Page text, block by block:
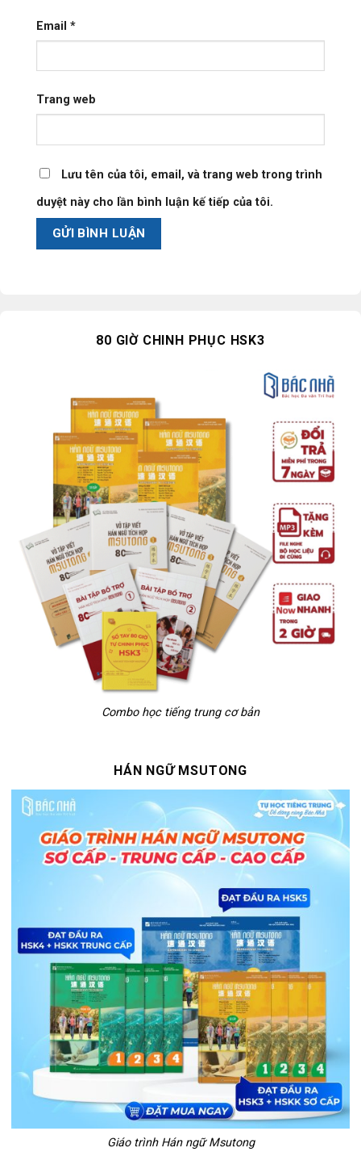
Email *
Trang web
Lưu tên của tôi, email, và trang web trong trình
duyệt này cho lần bình luận kế tiếp của tôi.
80 GIỜ CHINH PHỤC HSK3
Combo học tiếng trung cơ bản
HÁN NGỮ MSUTONG
Giáo trình Hán ngữ Msutong